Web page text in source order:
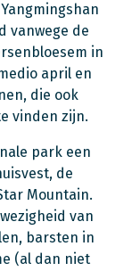
vanwege de
in
april en
die ook
vinden zijn.
park een
de
Mountain.
van
barsten in
(al dan niet